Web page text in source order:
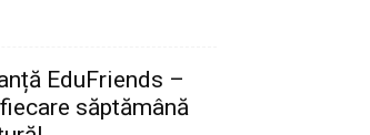
EduFriends –
săptămână